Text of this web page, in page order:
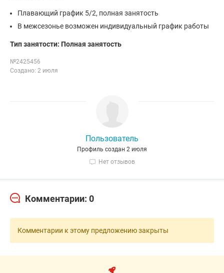
Плавающий график 5/2, полная занятость
В межсезонье возможен индивидуальный график работы
Тип занятости: Полная занятость
№2425456
Создано: 2 июля
Пользователь
Профиль создан 2 июля
Нет отзывов
Комментарии: 0
Комментарии к этому предложению закрыты